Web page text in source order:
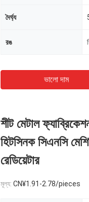
দৈর্ঘ্য
রঙ
ভালো দাম
শীট মেটাল
হিটসিনক সিএনসি
রেডিয়েটার
মূল্য: CN¥1.91-2.78/pieces